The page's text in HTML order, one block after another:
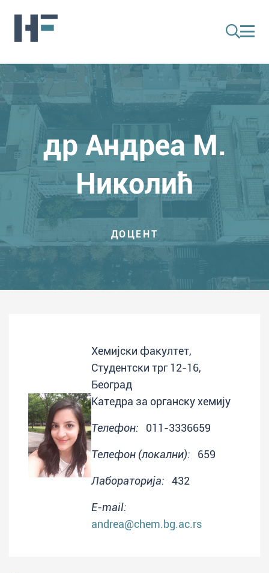
др Андреа М.
Николић
ДОЦЕНТ
Хемијски факултет,
Студентски трг 12-16,
Београд
Катедра за органску хемију
Телефон: 011-3336659
Телефон (локални): 659
Лабораторија: 432
E-mail:
andrea@chem.bg.ac.rs